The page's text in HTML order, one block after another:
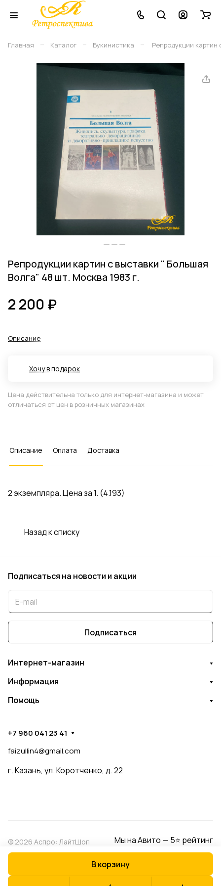
Главная – Каталог – Букинистика – Репродукции картин
Репродукции картин с выставки " Большая
Волга" 48 шт. Москва 1983 г.
2 200 ₽
В корзину
Описание
Хочу в подарок
Цена действительна только для интернет-магазина и может
отличаться от цен в розничных магазинах
Описание Оплата Доставка
2 экземпляра. Цена за 1. (4.193)
Назад к списку
Подписаться на новости и акции
Подписаться
Интернет-магазин
Информация
Помощь
+7 960 041 23 41
faizullin4@gmail.com
г. Казань, ул. Коротченко, д. 22
© 2026 Аспро: ЛайтШоп Мы на Авито — 5⭐ рейтинг
Оферта
Разработано в